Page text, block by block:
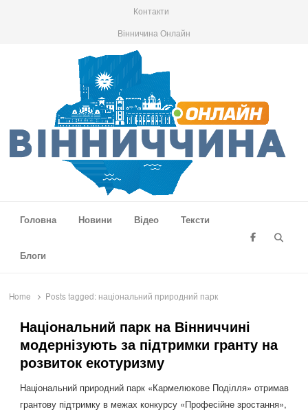
Контакти
Вінничина Онлайн
Головна
Новини Відео Тексти
Блоги
Home Posts tagged: національний природний парк
Національний парк на Вінниччині
модернізують за підтримки гранту на
розвиток екотуризму
Національний природний парк «Кармелюкове Поділля» отримав
грантову підтримку в межах конкурсу «Професійне зростання»,